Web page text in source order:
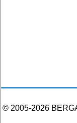
© 2005-2026